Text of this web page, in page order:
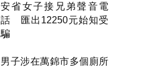
安省女子接兄弟聲音電
話 匯出12250元始知受
騙
男子涉在萬錦市多個廁所